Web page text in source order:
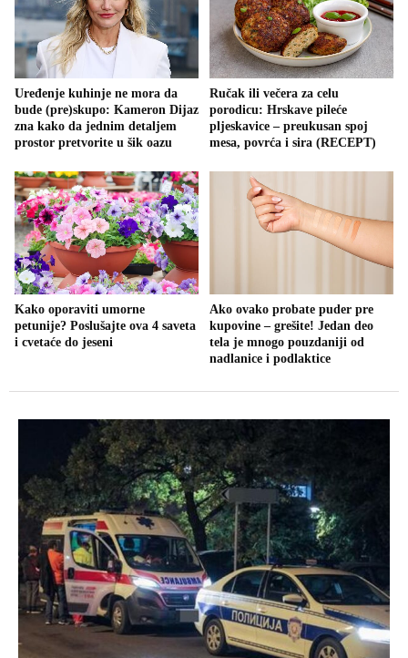
Uređenje kuhinje ne mora da
bude (pre)skupo: Kameron Dijaz
zna kako da jednim detaljem
prostor pretvorite u šik oazu
Ručak ili večera za celu
porodicu: Hrskave pileće
pljeskavice – preukusan spoj
mesa, povrća i sira (RECEPT)
Kako oporaviti umorne
petunije? Poslušajte ova 4 saveta
i cvetaće do jeseni
Ako ovako probate puder pre
kupovine – grešite! Jedan deo
tela je mnogo pouzdaniji od
nadlanice i podlaktice